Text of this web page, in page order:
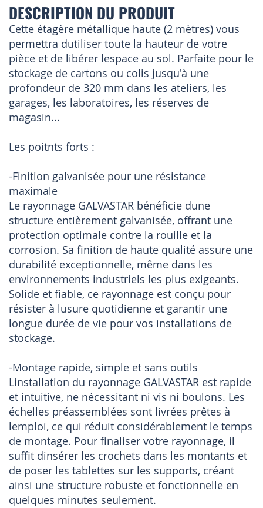
DESCRIPTION DU PRODUIT
Cette étagère métallique haute (2 mètres) vous
permettra dutiliser toute la hauteur de votre
pièce et de libérer lespace au sol. Parfaite pour le
stockage de cartons ou colis jusqu'à une
profondeur de 320 mm dans les ateliers, les
garages, les laboratoires, les réserves de
magasin...
Les poitnts forts :
-Finition galvanisée pour une résistance
maximale
Le rayonnage GALVASTAR bénéficie dune
structure entièrement galvanisée, offrant une
protection optimale contre la rouille et la
corrosion. Sa finition de haute qualité assure une
durabilité exceptionnelle, même dans les
environnements industriels les plus exigeants.
Solide et fiable, ce rayonnage est conçu pour
résister à lusure quotidienne et garantir une
longue durée de vie pour vos installations de
stockage.
-Montage rapide, simple et sans outils
Linstallation du rayonnage GALVASTAR est rapide
et intuitive, ne nécessitant ni vis ni boulons. Les
échelles préassemblées sont livrées prêtes à
lemploi, ce qui réduit considérablement le temps
de montage. Pour finaliser votre rayonnage, il
suffit dinsérer les crochets dans les montants et
de poser les tablettes sur les supports, créant
ainsi une structure robuste et fonctionnelle en
quelques minutes seulement.